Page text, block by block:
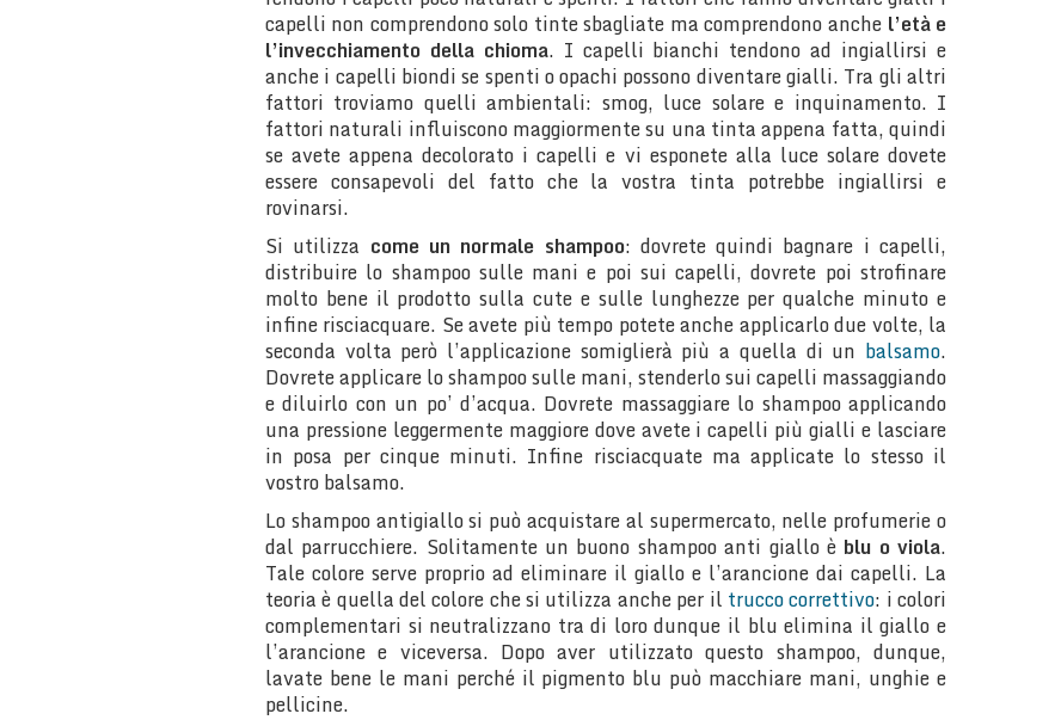
capelli non comprendono solo tinte sbagliate ma comprendono anche l’età e
l’invecchiamento della chioma. I capelli bianchi tendono ad ingiallirsi e
anche i capelli biondi se spenti o opachi possono diventare gialli. Tra gli altri
fattori troviamo quelli ambientali: smog, luce solare e inquinamento. I
fattori naturali influiscono maggiormente su una tinta appena fatta, quindi
se avete appena decolorato i capelli e vi esponete alla luce solare dovete
essere consapevoli del fatto che la vostra tinta potrebbe ingiallirsi e
rovinarsi.
Si utilizza come un normale shampoo: dovrete quindi bagnare i capelli,
distribuire lo shampoo sulle mani e poi sui capelli, dovrete poi strofinare
molto bene il prodotto sulla cute e sulle lunghezze per qualche minuto e
infine risciacquare. Se avete più tempo potete anche applicarlo due volte, la
seconda volta però l’applicazione somiglierà più a quella di un balsamo.
Dovrete applicare lo shampoo sulle mani, stenderlo sui capelli massaggiando
e diluirlo con un po’ d’acqua. Dovrete massaggiare lo shampoo applicando
una pressione leggermente maggiore dove avete i capelli più gialli e lasciare
in posa per cinque minuti. Infine risciacquate ma applicate lo stesso il
vostro balsamo.
Lo shampoo antigiallo si può acquistare al supermercato, nelle profumerie o
dal parrucchiere. Solitamente un buono shampoo anti giallo è blu o viola.
Tale colore serve proprio ad eliminare il giallo e l’arancione dai capelli. La
teoria è quella del colore che si utilizza anche per il trucco correttivo: i colori
complementari si neutralizzano tra di loro dunque il blu elimina il giallo e
l’arancione e viceversa. Dopo aver utilizzato questo shampoo, dunque,
lavate bene le mani perché il pigmento blu può macchiare mani, unghie e
pellicine.